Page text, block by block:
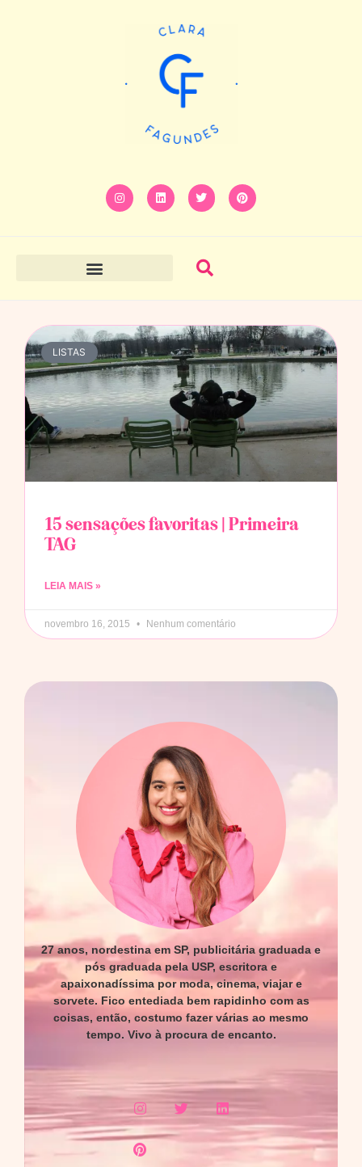
LISTAS
15 sensações favoritas | Primeira
TAG
LEIA MAIS »
novembro 16, 2015 Nenhum comentário
27 anos, nordestina em SP, publicitária graduada e
pós graduada pela USP, escritora e
apaixonadíssima por moda, cinema, viajar e
sorvete. Fico entediada bem rapidinho com as
coisas, então, costumo fazer várias ao mesmo
tempo. Vivo à procura de encanto.